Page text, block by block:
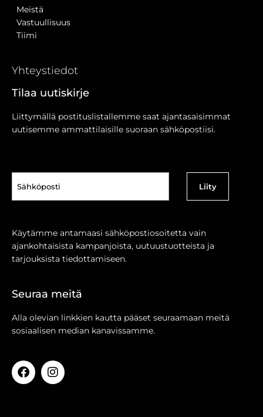
Meistä
Vastuullisuus
Tiimi
Yhteystiedot
Tilaa uutiskirje
Liittymällä postituslistallemme saat ajantasaisimmat
uutisemme ammattilaisille suoraan sähköpostiisi.
(Pakollinen)
Käytämme antamaasi sähköpostiosoitetta vain
ajankohtaisista kampanjoista, uutuustuotteista ja
tarjouksista tiedottamiseen.
Seuraa meitä
Alla olevian linkkien kautta pääset seuraamaan meitä
sosiaalisen median kanavissamme.